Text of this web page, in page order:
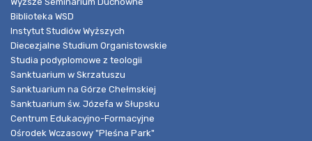
Biblioteka WSD
Instytut Studiów Wyższych
Diecezjalne Studium Organistowskie
Studia podyplomowe z teologii
Sanktuarium w Skrzatuszu
Sanktuarium na Górze Chełmskiej
Sanktuarium św. Józefa w Słupsku
Centrum Edukacyjno-Formacyjne
Ośrodek Wczasowy "Pleśna Park"